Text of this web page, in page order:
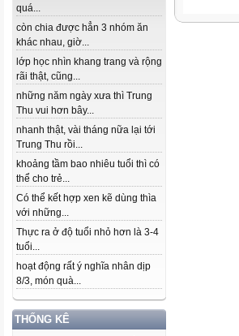
quá...
còn chia được hẳn 3 nhóm ăn
khác nhau, giờ...
lớp học nhìn khang trang và rộng
rãi thật, cũng...
những năm ngày xưa thì Trung
Thu vui hơn bây...
nhanh thật, vài tháng nữa lại tới
Trung Thu rồi...
khoảng tầm bao nhiêu tuổi thì có
thể cho trẻ...
Có thể kết hợp xen kẽ dùng thìa
với những...
Thực ra ở độ tuổi nhỏ hơn là 3-4
tuổi...
hoạt động rất ý nghĩa nhân dịp
8/3, món quà...
THỐNG KÊ